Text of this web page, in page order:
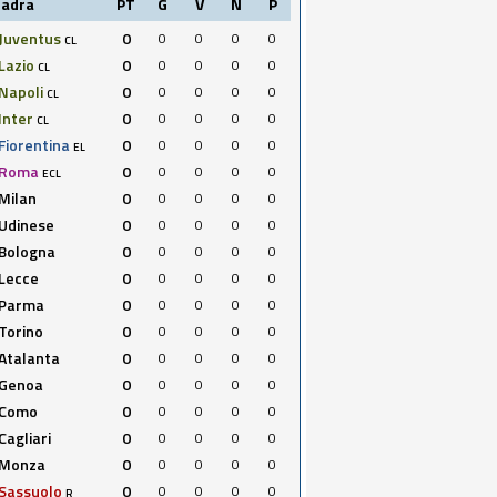
Juventus CL 0 0 0 0
0
Lazio CL 0 0 0 0
0
Napoli CL 0 0 0 0
0
Inter CL 0 0 0 0
0
Fiorentina EL 0 0 0 0
0
Roma ECL 0 0 0 0
0
Milan 0 0 0 0
0
Udinese 0 0 0 0
0
Bologna 0 0 0 0
0
Lecce 0 0 0 0
0
Parma 0 0 0 0
0
Torino 0 0 0 0
0
0 0 0 0
0
Genoa 0 0 0 0
0
Como 0 0 0 0
0
Cagliari 0 0 0 0
0
Monza 0 0 0 0
0
Sassuolo R 0 0 0 0 0